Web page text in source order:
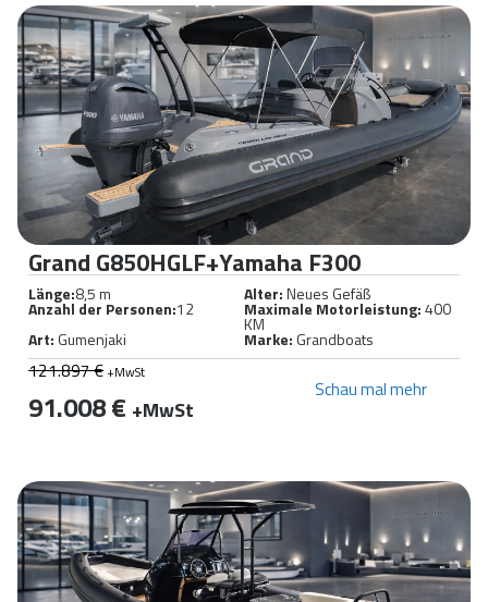
Grand G850HGLF+Yamaha F300
Länge:8,5 m Alter:Neues Gefäß
Anzahl der Personen:12 Maximale Motorleistung:400
KM
Art: Gumenjaki Marke: Grandboats
121.897 € +MwSt
91.008 € +MwSt
Schau mal mehr